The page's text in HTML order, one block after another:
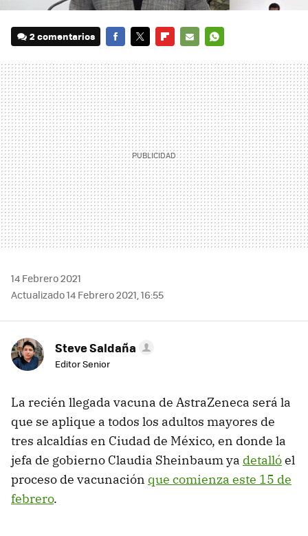
2 comentarios
MAIL
14 Febrero 2021
Actualizado 14 Febrero 2021, 16:55
Steve Saldaña
Editor Senior
La recién llegada vacuna de AstraZeneca será la
que se aplique a todos los adultos mayores de
tres alcaldías en Ciudad de México, en donde la
jefa de gobierno Claudia Sheinbaum ya detallóel
proceso de vacunación que comienza este 15 de
febrero.